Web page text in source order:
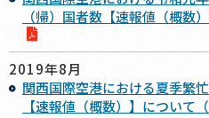
（帰）国者数【速報値（概数
2019年8月
関西国際空港における夏季繁
【速報値（概数）】について